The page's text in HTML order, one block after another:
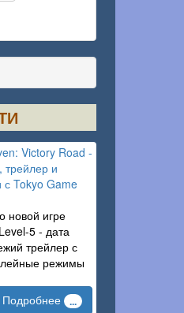
Victory Road -
трейлер и
с Tokyo Game
новой игре
5 - дата
трейлер с
режимы
Подробнее ...